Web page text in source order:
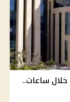
إعلان حركة تنقلات وزارة الداخلية 2026 خلال ساعات..